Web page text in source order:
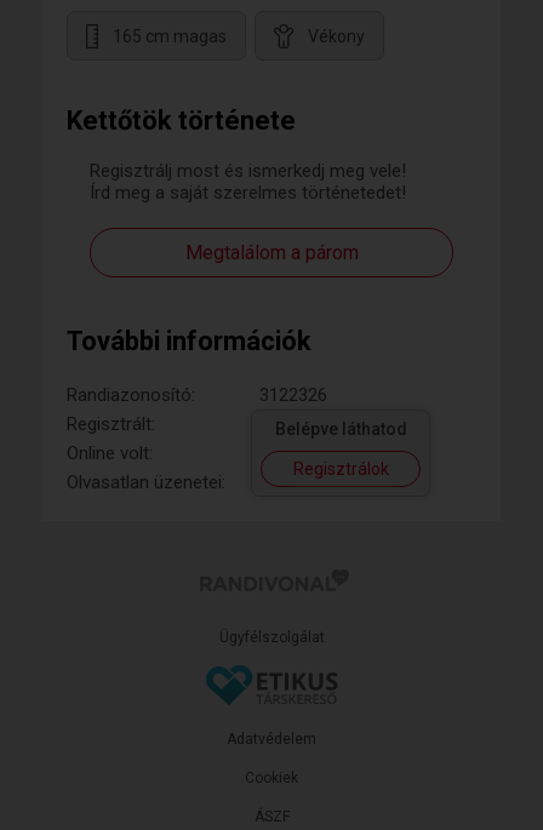
Kettőtök története
Regisztrálj most és ismerkedj meg vele!
Írd meg a saját szerelmes történetedet!
Megtalálom a párom
További információk
Randiazonosító:
3122326
Regisztrált:
Online volt:
Olvasatlan üzenetei:
Belépve láthatod
Regisztrálok
165 cm magas Vékony
Ügyfélszolgálat
ÁSZF
Adatvédelem
Cookiek